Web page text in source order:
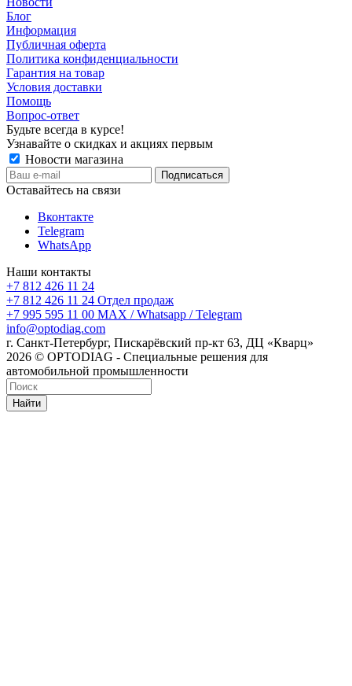
Блог
Информация
Публичная оферта
Политика конфиденциальности
Гарантия на товар
Условия доставки
Помощь
Вопрос-ответ
Будьте всегда в курсе!
Узнавайте о скидках и акциях первым
Новости магазина
Оставайтесь на связи
Вконтакте
Telegram
WhatsApp
Наши контакты
+7 812 426 11 24
+7 812 426 11 24 Отдел продаж
+7 995 595 11 00 MAX / Whatsapp / Telegram
info@optodiag.com
г. Санкт-Петербург, Пискарёвский пр-кт 63, ДЦ «Кварц»
2026 © OPTODIAG - Специальные решения для
автомобильной промышленности
Найти